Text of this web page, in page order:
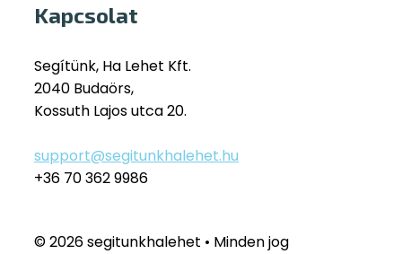
Kapcsolat
Segítünk, Ha Lehet Kft.
2040 Budaörs,
Kossuth Lajos utca 20.
support@segitunkhalehet.hu
+36 70 362 9986
© 2026 segitunkhalehet • Minden jog